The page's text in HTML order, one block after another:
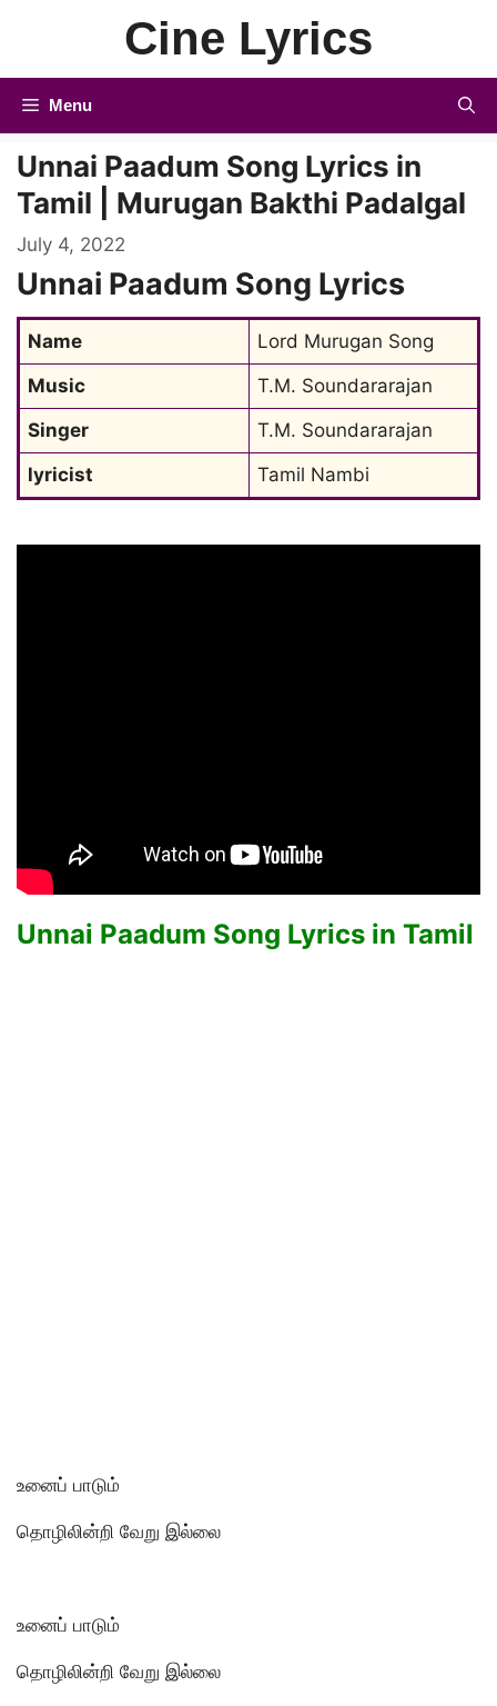
Cine Lyrics
Menu
Unnai Paadum Song Lyrics in
Tamil | Murugan Bakthi Padalgal
July 4, 2022
Unnai Paadum Song Lyrics
Name
Lord Murugan Song
Music
T.M. Soundararajan
Singer
T.M. Soundararajan
lyricist
Tamil Nambi
Unnai Paadum Song Lyrics in Tamil
உனைப் பாடும்
தொழிலின்றி வேறு இல்லை
உனைப் பாடும்
தொழிலின்றி வேறு இல்லை